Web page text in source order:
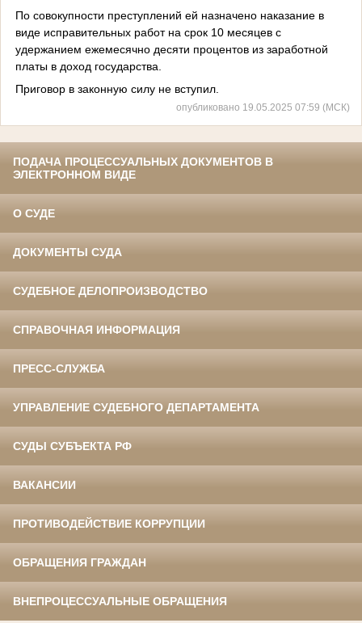
По совокупности преступлений ей назначено наказание в
виде исправительных работ на срок 10 месяцев с
удержанием ежемесячно десяти процентов из заработной
платы в доход государства.
Приговор в законную силу не вступил.
опубликовано 19.05.2025 07:59 (МСК)
ПОДАЧА ПРОЦЕССУАЛЬНЫХ ДОКУМЕНТОВ В
ЭЛЕКТРОННОМ ВИДЕ
О СУДЕ
ДОКУМЕНТЫ СУДА
СУДЕБНОЕ ДЕЛОПРОИЗВОДСТВО
СПРАВОЧНАЯ ИНФОРМАЦИЯ
ПРЕСС-СЛУЖБА
УПРАВЛЕНИЕ СУДЕБНОГО ДЕПАРТАМЕНТА
СУДЫ СУБЪЕКТА РФ
ВАКАНСИИ
ПРОТИВОДЕЙСТВИЕ КОРРУПЦИИ
ОБРАЩЕНИЯ ГРАЖДАН
ВНЕПРОЦЕССУАЛЬНЫЕ ОБРАЩЕНИЯ